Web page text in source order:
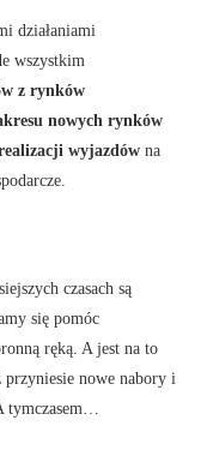
działaniami
wszystkim
z rynków
nowych rynków
wyjazdów na
czasach są
się pomóc
ręką. A jest na to
przyniesie nowe nabory i